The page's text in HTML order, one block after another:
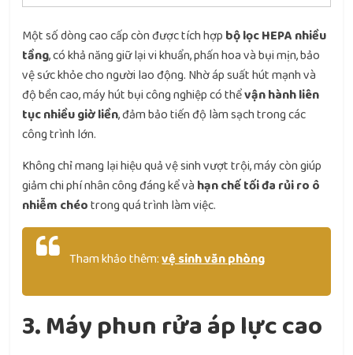
Một số dòng cao cấp còn được tích hợp bộ lọc HEPA nhiều
tầng, có khả năng giữ lại vi khuẩn, phấn hoa và bụi mịn, bảo
vệ sức khỏe cho người lao động. Nhờ áp suất hút mạnh và
độ bền cao, máy hút bụi công nghiệp có thểvận hành liên
tục nhiều giờ liền, đảm bảo tiến độ làm sạch trong các
công trình lớn.
Không chỉ mang lại hiệu quả vệ sinh vượt trội, máy còn giúp
giảm chi phí nhân công đáng kể và hạn chế tối đa rủi ro ô
nhiễm chéotrong quá trình làm việc.
Tham khảo thêm:vệ sinh văn phòng​
3. Máy phun rửa áp lực cao